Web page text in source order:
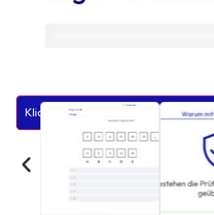
Klicke hier, um Marketing-Cookies